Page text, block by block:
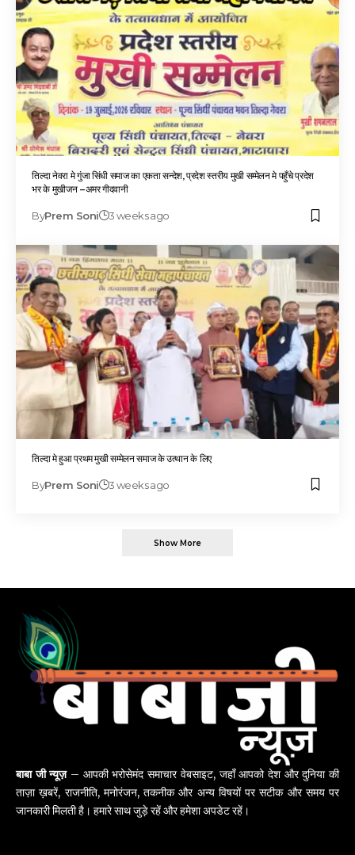
तिल्दा नेवरा मे गुंजा सिंधी समाज का एकता सन्देश, प्रदेश स्तरीय मुखी सम्मेलन मे पहुँचे प्रदेश
भर के मुखीजन –अमर गीदवानी
ByPrem Soni 3 weeks ago
तिल्दा मे हुआ प्रथम मुखी सम्मेलन समाज के उत्थान के लिए
ByPrem Soni 3 weeks ago
Show More
बाबा जी न्यूज़– आपकी भरोसेमंद समाचार वेबसाइट, जहाँ आपको देश और दुनिया की
ताज़ा ख़बरें, राजनीति, मनोरंजन, तकनीक और अन्य विषयों पर सटीक और समय पर
जानकारी मिलती है। हमारे साथ जुड़े रहें और हमेशा अपडेट रहें।